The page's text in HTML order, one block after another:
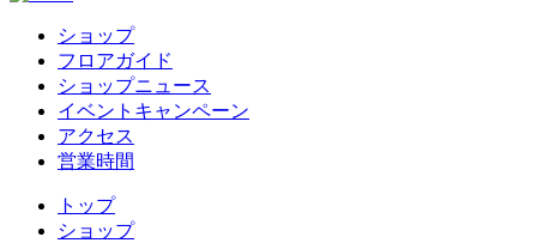
ショップ
フロアガイド
ショップニュース
イベントキャンペーン
アクセス
営業時間
トップ
ショップ